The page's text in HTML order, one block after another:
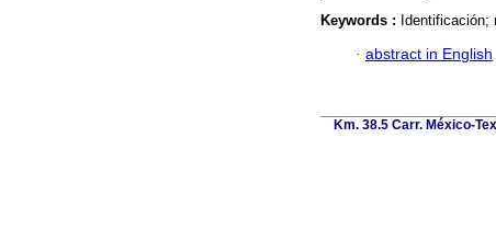
Keywords :
· abstract in English
Km. 38.5 Carr. México-